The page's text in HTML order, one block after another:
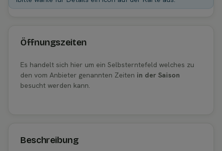
Öffnungszeiten
Es handelt sich hier um ein Selbsterntefeld welches zu
den vom Anbieter genannten Zeiten in der Saison
besucht werden kann.
Beschreibung